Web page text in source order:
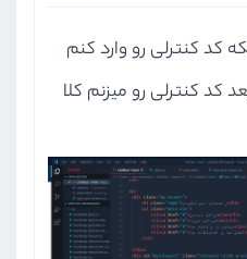
کد کنترلی رو وارد کنم
کد کنترلی رو میزنم کلا